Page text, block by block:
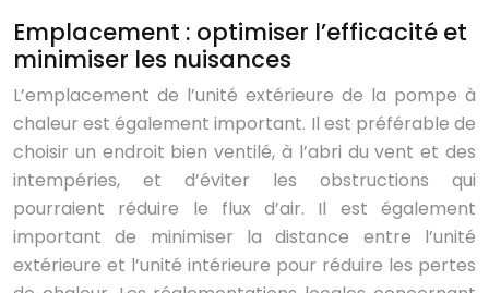
Emplacement : optimiser l’efficacité et
minimiser les nuisances
L’emplacement de l’unité extérieure de la pompe à
chaleur est également important. Il est préférable de
choisir un endroit bien ventilé, à l’abri du vent et des
intempéries, et d’éviter les obstructions qui
pourraient réduire le flux d’air. Il est également
important de minimiser la distance entre l’unité
extérieure et l’unité intérieure pour réduire les pertes